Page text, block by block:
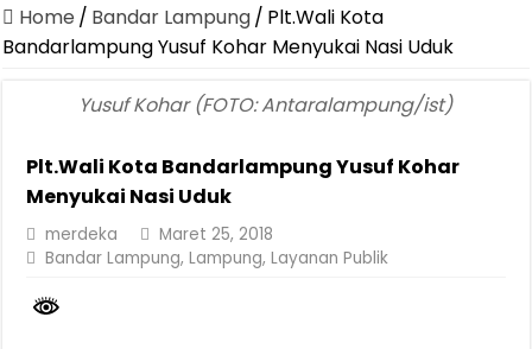
Pemprov Lampung Berhasil Kendalikan Inflasi, Jadi Provinsi
Dirut Jasa Raharja Dampingi Wamenhub Tinjau Penanganan
Pastikan Pelayanan Maksimal, Direksi Jasa Raharja Tinjau Korban
Dirut Jasa Raharja Dampingi Wamenhub Tinjau Penanganan
Jasa Raharja Jamin Seluruh Korban Kebakaran KM Mutiara
Home / Bandar Lampung/ Plt.Wali Kota
Bandarlampung Yusuf Kohar Menyukai Nasi Uduk
Yusuf Kohar (FOTO: Antaralampung/ist)
Plt.Wali Kota Bandarlampung Yusuf Kohar
Menyukai Nasi Uduk
merdeka
Maret 25, 2018
Bandar Lampung,Lampung,Layanan Publik